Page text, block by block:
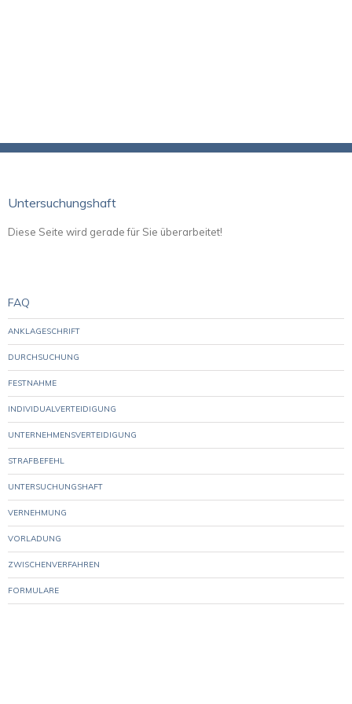
Untersuchungshaft
Diese Seite wird gerade für Sie überarbeitet!
FAQ
ANKLAGESCHRIFT
DURCHSUCHUNG
FESTNAHME
INDIVIDUALVERTEIDIGUNG
UNTERNEHMENSVERTEIDIGUNG
STRAFBEFEHL
UNTERSUCHUNGSHAFT
VERNEHMUNG
VORLADUNG
ZWISCHENVERFAHREN
FORMULARE